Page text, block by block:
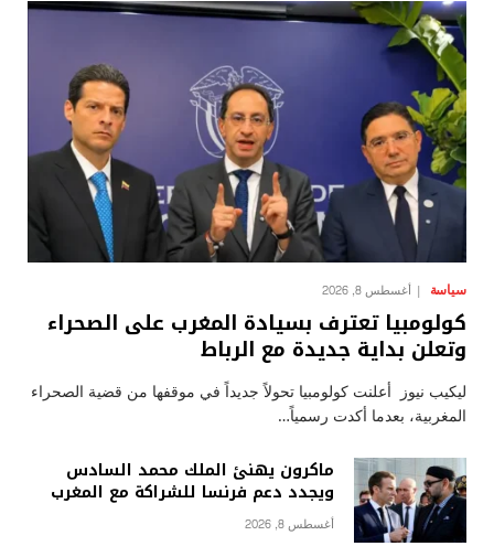
سياسة أغسطس 8, 2026
كولومبيا تعترف بسيادة المغرب على الصحراء
وتعلن بداية جديدة مع الرباط
ليكيب نيوز أعلنت كولومبيا تحولاً جديداً في موقفها من قضية الصحراء
المغربية، بعدما أكدت رسمياً…
ماكرون يهنئ الملك محمد السادس
ويجدد دعم فرنسا للشراكة مع المغرب
أغسطس 8, 2026